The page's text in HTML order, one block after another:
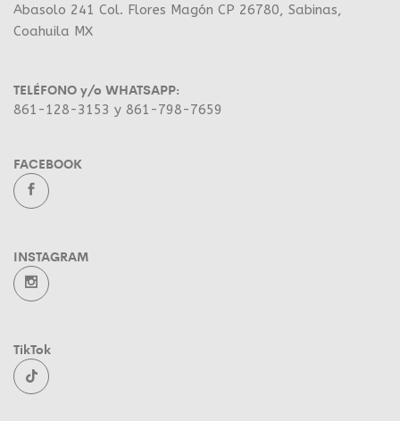
Abasolo 241 Col. Flores Magón CP 26780, Sabinas,
Coahuila MX
TELÉFONO y/o WHATSAPP:
861-128-3153 y 861-798-7659
FACEBOOK
INSTAGRAM
TikTok